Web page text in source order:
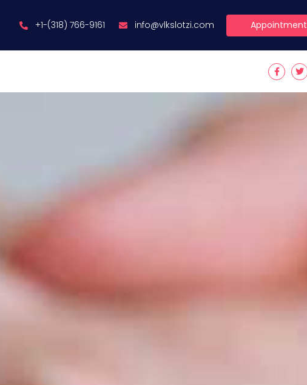
+1-(318) 766-9161 info@vlkslotzi.com Appointment